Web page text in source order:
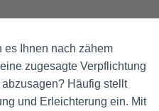
H
T
es Ihnen nach zähem
zugesagte Verpflichtung
Häufig stellt
und Erleichterung ein. Mit